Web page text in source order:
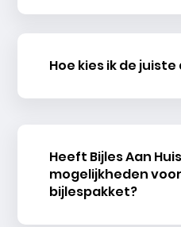
Hoe kies ik de
Heeft Bijles Aan
mogelijkheden
bijlespakket?